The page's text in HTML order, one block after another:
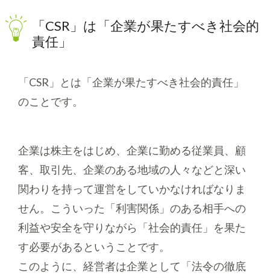
「CSR」は「企業が果たすべき社会的
責任」
「CSR」とは「企業が果たすべき社会的責任」
のことです。
企業は株主をはじめ、企業に勤める従業員、顧
客、取引先、企業のある地域の人々などと深い
関わりを持って運営をしていかなければなりま
せん。こういった「利害関係」のある相手への
利益や安全を守りながら「社会的責任」を果た
す必要があるということです。
このように、経営者は企業として「法令の徹底